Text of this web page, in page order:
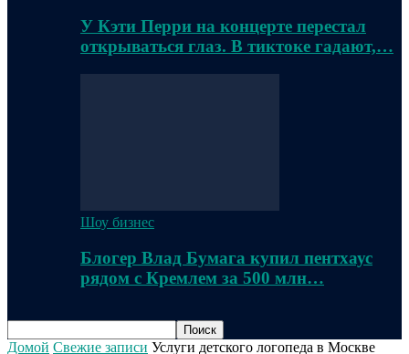
У Кэти Перри на концерте перестал
открываться глаз. В тиктоке гадают,…
Шоу бизнес
Блогер Влад Бумага купил пентхаус
рядом с Кремлем за 500 млн…
Домой Свежие записи Услуги детского логопеда в Москве